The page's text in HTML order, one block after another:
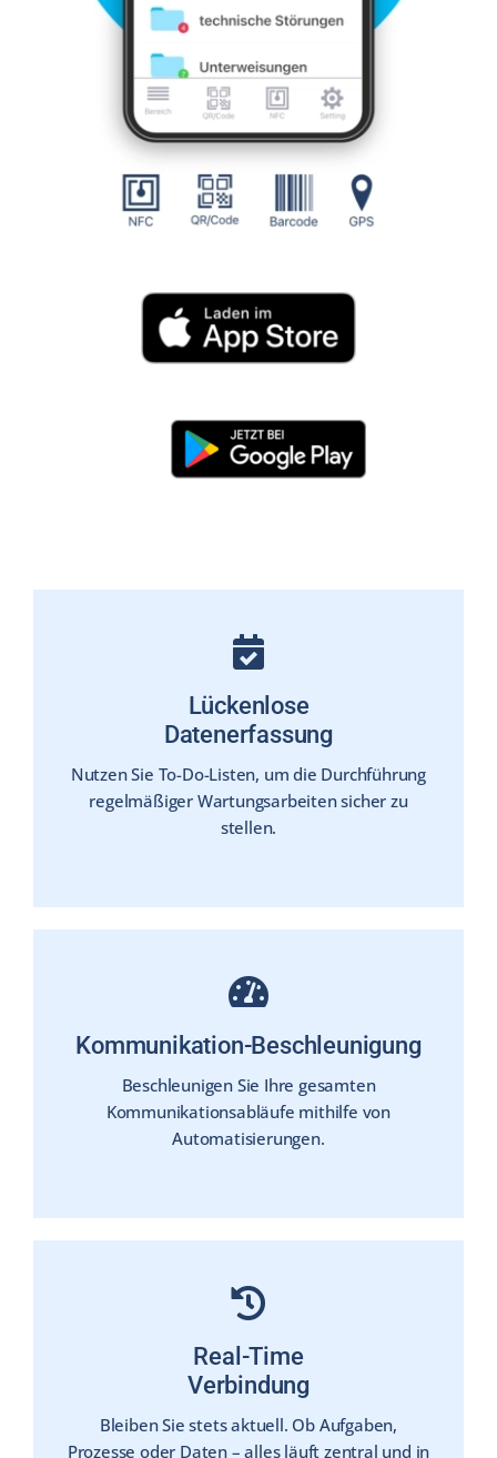
Lückenlose
Datenerfassung
Nutzen Sie To-Do-Listen, um die Durchführung
regel­mäßiger Wartungs­arbeiten sicher zu
stellen.
Kommunikation-Beschleunigung
Beschleunigen Sie Ihre gesamten
Kommunikationsabläufe mithilfe von
Automatisierungen.
Real-Time
Verbindung
Bleiben Sie stets aktuell. Ob Aufgaben,
Prozesse oder Daten – alles läuft zentral und in